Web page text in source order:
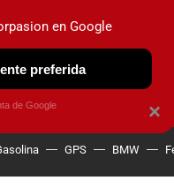
OBSERVATORIO
GPS BMW
×
en Google
preferida
de Google